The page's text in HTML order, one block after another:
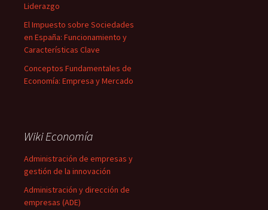
Liderazgo
El Impuesto sobre Sociedades
en España: Funcionamiento y
Características Clave
Conceptos Fundamentales de
Economía: Empresa y Mercado
Wiki Economía
Administración de empresas y
gestión de la innovación
Administración y dirección de
empresas (ADE)